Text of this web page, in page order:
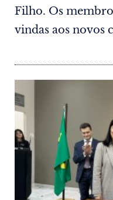
Filho. Os
vindas aos novos